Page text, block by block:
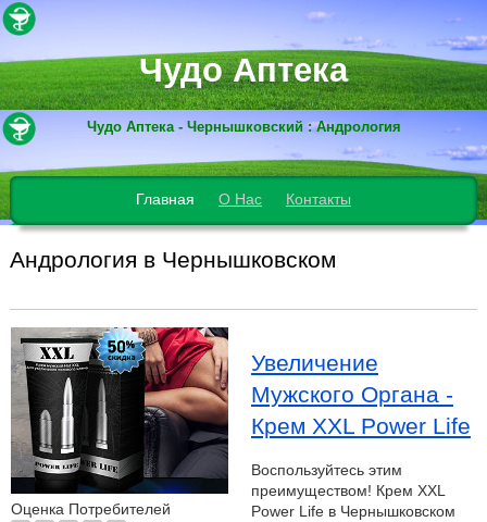
Чудо Аптека
Чудо Аптека - Чернышковский : Андрология
Главная О Нас Контакты
Андрология в Чернышковском
Оценка Потребителей
Увеличение
Мужского Органа -
Крем XXL Power Life
Воспользуйтесь этим
преимуществом! Крем XXL
Power Life в Чернышковском